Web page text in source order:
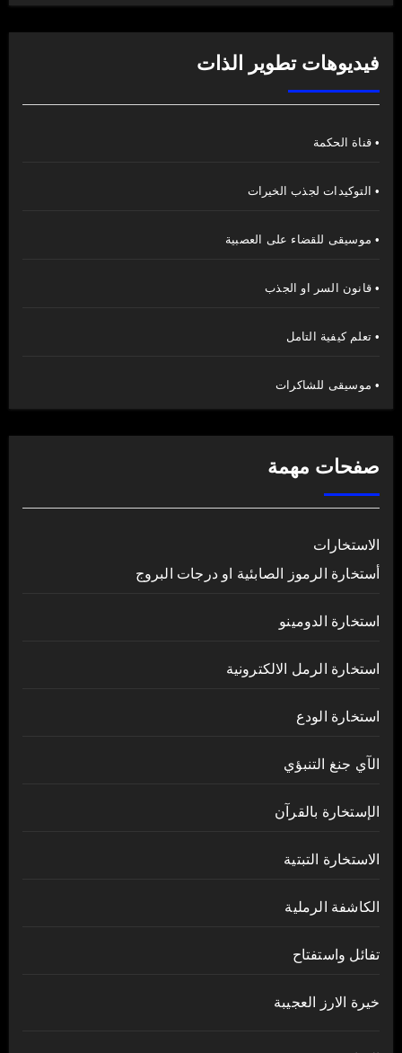
فيديوهات تطوير الذات
• قناة الحكمة
• التوكيدات لجذب الخيرات
• موسيقى للقضاء على العصبية
• قانون السر او الجذب
• تعلم كيفية التامل
• موسيقى للشاكرات
صفحات مهمة
الاستخارات
أستخارة الرموز الصابئية او درجات البروج
استخارة الدومينو
استخارة الرمل الالكترونية
استخارة الودع
الآي جنغ التنبؤي
الإستخارة بالقرآن
الاستخارة التبتية
الكاشفة الرملية
تفائل واستفتاح
خيرة الارز العجيبة